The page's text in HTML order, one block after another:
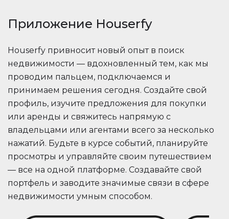
Приложение Houserfy
Houserfy привносит новый опыт в поиск
недвижимости — вдохновленный тем, как мы
проводим пальцем, подключаемся и
принимаем решения сегодня. Создайте свой
профиль, изучите предложения для покупки
или аренды и свяжитесь напрямую с
владельцами или агентами всего за несколько
нажатий. Будьте в курсе событий, планируйте
просмотры и управляйте своим путешествием
— все на одной платформе. Создавайте свой
портфель и заводите значимые связи в сфере
недвижимости умным способом.